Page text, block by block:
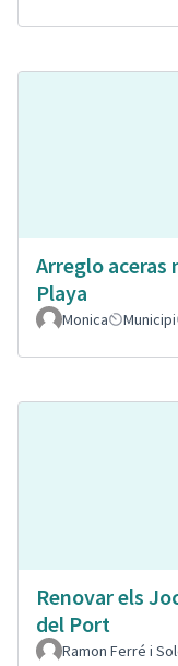
Arreglo aceras
Playa
Monica Municipi
Renovar els
del Port
Ramon Ferré i